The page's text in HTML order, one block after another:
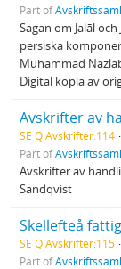
Part of
Sagan om Jalāl
persiska
Muhammad
Digital kopia av
SE Q Avskrifter:114
Part of
Avskrifter av
Sandqvist
SE Q Avskrifter:115
Part of